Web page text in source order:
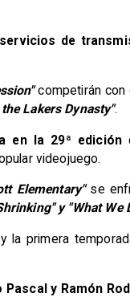
servicios de
competirán con
Lakers Dynasty".
en la 29ª edición
videojuego.
Elementary" se
y "What We
y la primera
y Ramón